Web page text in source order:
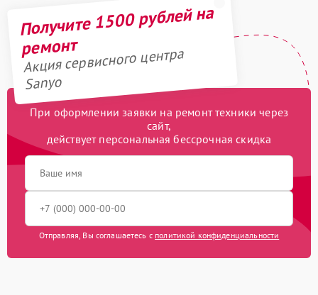
Получите 1500 рублей на
ремонт
Акция сервисного центра
Sanyo
При оформлении заявки на ремонт техники через
сайт,
действует персональная бессрочная скидка
Отправляя, Вы соглашаетесь с политикой конфиденциальности